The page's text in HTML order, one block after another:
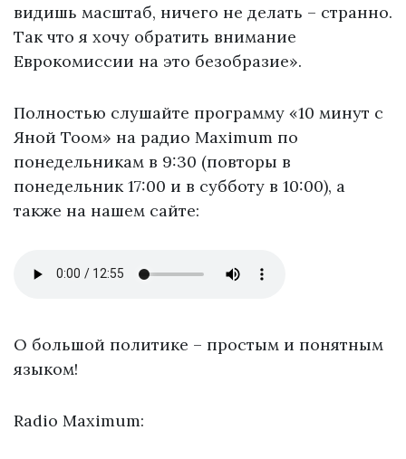
видишь масштаб, ничего не делать – странно.
Так что я хочу обратить внимание
Еврокомиссии на это безобразие».
Полностью слушайте программу «10 минут с
Яной Тоом» на радио Maximum по
понедельникам в 9:30 (повторы в
понедельник 17:00 и в субботу в 10:00), а
также на нашем сайте:
О большой политике – простым и понятным
языком!
Radio Maximum: